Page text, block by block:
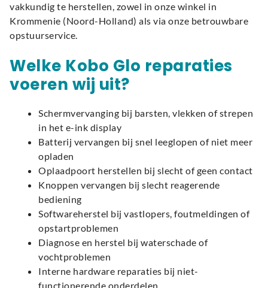
vakkundig te herstellen, zowel in onze winkel in
Krommenie (Noord-Holland) als via onze betrouwbare
opstuurservice.
Welke Kobo Glo reparaties
voeren wij uit?
Schermvervanging bij barsten, vlekken of strepen
in het e-ink display
Batterij vervangen bij snel leeglopen of niet meer
opladen
Oplaadpoort herstellen bij slecht of geen contact
Knoppen vervangen bij slecht reagerende
bediening
Softwareherstel bij vastlopers, foutmeldingen of
opstartproblemen
Diagnose en herstel bij waterschade of
vochtproblemen
Interne hardware reparaties bij niet-
functionerende onderdelen